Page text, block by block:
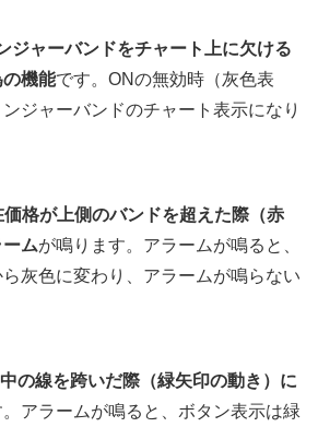
ジャーバンドをチャート上に欠ける
機能です。ONの無効時（灰色表
ジャーバンドのチャート表示になり
価格が上側のバンドを超えた際（赤
ムが鳴ります。アラームが鳴ると、
灰色に変わり、アラームが鳴らない
の線を跨いだ際（緑矢印の動き）に
アラームが鳴ると、ボタン表示は緑